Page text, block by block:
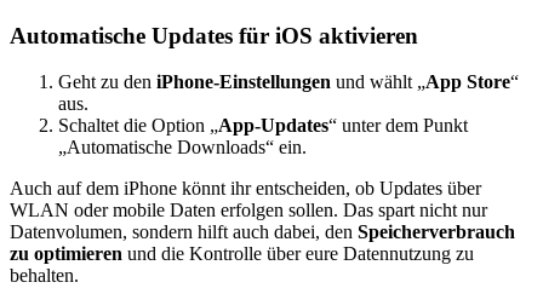
Automatische Updates für iOS aktivieren
Geht zu den iPhone-Einstellungen und wählt „App Store“
aus.
Schaltet die Option „App-Updates“ unter dem Punkt
„Automatische Downloads“ ein.
Auch auf dem iPhone könnt ihr entscheiden, ob Updates über
WLAN oder mobile Daten erfolgen sollen. Das spart nicht nur
Datenvolumen, sondern hilft auch dabei, den Speicherverbrauch
zu optimieren und die Kontrolle über eure Datennutzung zu
behalten.